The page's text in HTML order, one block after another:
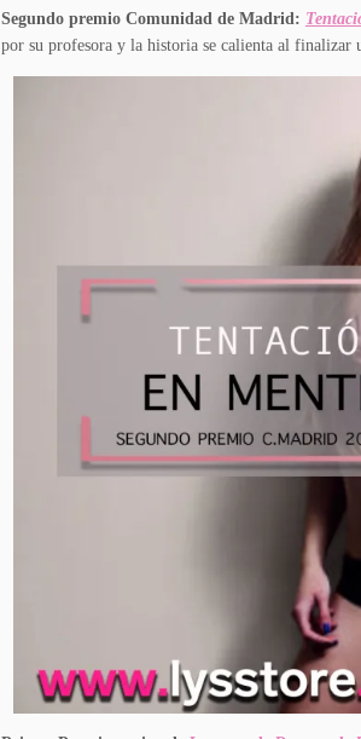
Segundo premio Comunidad de Madrid:
por su profesora y la historia se calienta al finalizar